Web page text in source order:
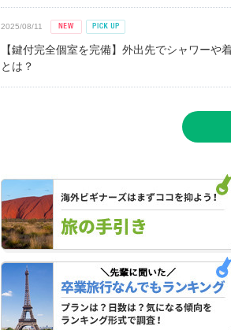
2025/08/11
【鍵付完全個室を完備】外出先でシャワー
とは？